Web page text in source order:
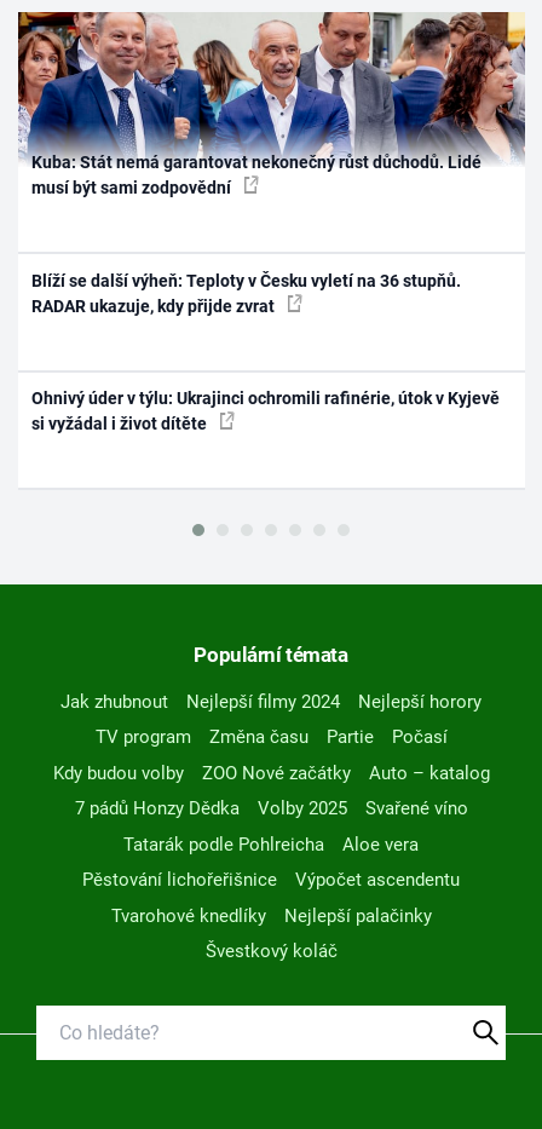
Kuba: Stát nemá garantovat nekonečný růst důchodů. Lidé
musí být sami zodpovědní
Blíží se další výheň: Teploty v Česku vyletí na 36 stupňů.
RADAR ukazuje, kdy přijde zvrat
Ohnivý úder v týlu: Ukrajinci ochromili rafinérie, útok v Kyjevě
si vyžádal i život dítěte
Populární témata
Jak zhubnout Nejlepší filmy 2024
Nejlepší horory
TV program
Změna času Partie
Počasí
Kdy budou volby
ZOO Nové začátky
Auto – katalog
7 pádů Honzy Dědka
Volby 2025
Svařené víno
Tatarák podle Pohlreicha
Aloe vera
Pěstování lichořeřišnice
Výpočet ascendentu
Tvarohové knedlíky
Nejlepší palačinky
Švestkový koláč